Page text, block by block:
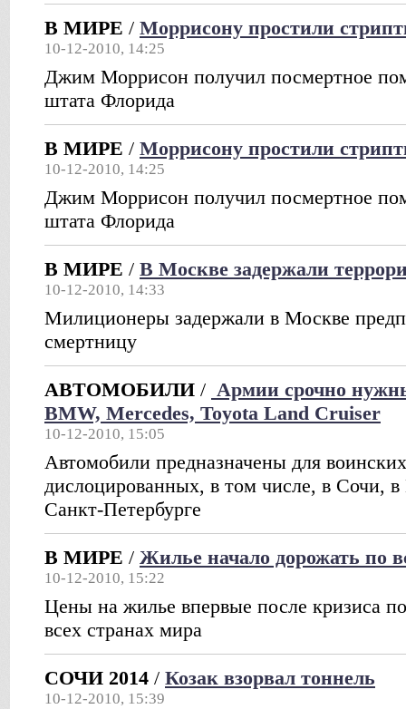
В МИРЕ / Моррисону простили
10-12-2010, 14:25
Джим Моррисон получил посмертное
штата Флорида
В МИРЕ / Моррисону простили
10-12-2010, 14:25
Джим Моррисон получил посмертное
штата Флорида
В МИРЕ / В Москве задержали
10-12-2010, 14:33
Милиционеры задержали в Москве
смертницу
АВТОМОБИЛИ / Армии срочно
BMW, Mercedes, Toyota Land Cruiser
10-12-2010, 15:05
Автомобили предназначены для
дислоцированных, в том числе, в Сочи,
Санкт-Петербурге
В МИРЕ / Жилье начало дорожать по
10-12-2010, 15:22
Цены на жилье впервые после кризиса
всех странах мира
СОЧИ 2014 / Козак взорвал тоннель
10-12-2010, 15:39